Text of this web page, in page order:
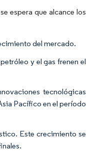
espera que alcance los
del mercado.
y el gas frenen el
tecnológicas
Pacífico en el período
Este crecimiento se